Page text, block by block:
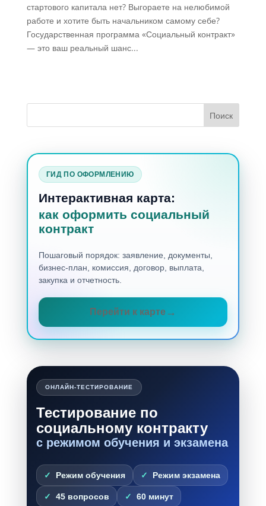
стартового капитала нет? Выгораете на нелюбимой
работе и хотите быть начальником самому себе?
Государственная программа «Социальный контракт»
— это ваш реальный шанс...
ГИД ПО ОФОРМЛЕНИЮ
Интерактивная карта:
как оформить социальный
контракт
Пошаговый порядок: заявление, документы,
бизнес-план, комиссия, договор, выплата,
закупка и отчетность.
Перейти к карте
ОНЛАЙН-ТЕСТИРОВАНИЕ
Тестирование по
социальному контракту
с режимом обучения и экзамена
Режим обучения Режим экзамена
45 вопросов 60 минут